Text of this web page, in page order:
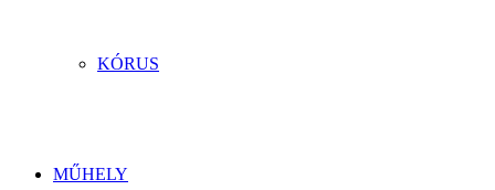
KÓRUS
MŰHELY